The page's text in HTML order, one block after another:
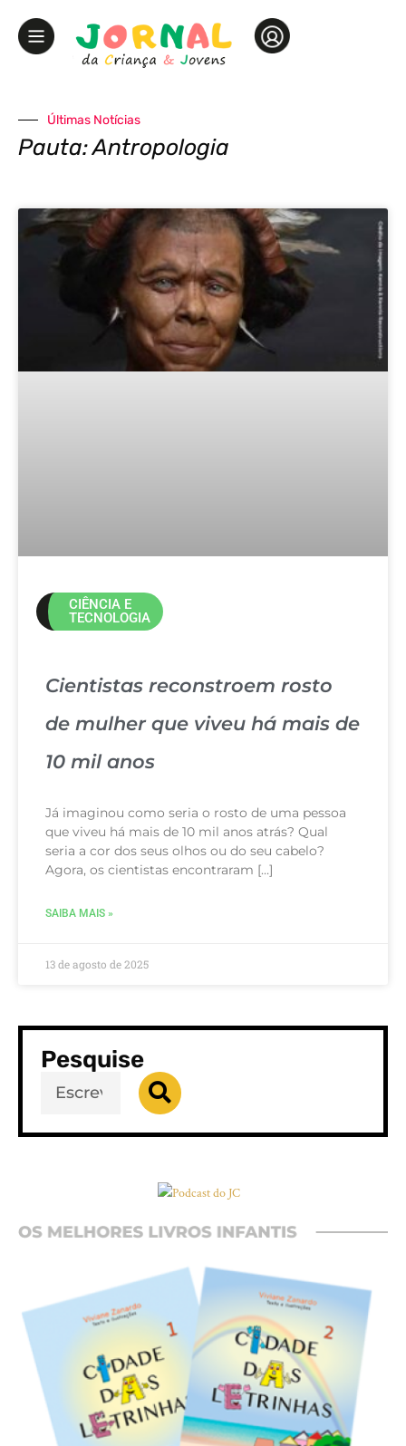
Últimas Notícias
Pauta: Antropologia
CIÊNCIA E
TECNOLOGIA
Cientistas reconstroem rosto
de mulher que viveu há mais de
10 mil anos
Já imaginou como seria o rosto de uma pessoa
que viveu há mais de 10 mil anos atrás? Qual
seria a cor dos seus olhos ou do seu cabelo?
Agora, os cientistas encontraram […]
SAIBA MAIS »
13 de agosto de 2025
Pesquise